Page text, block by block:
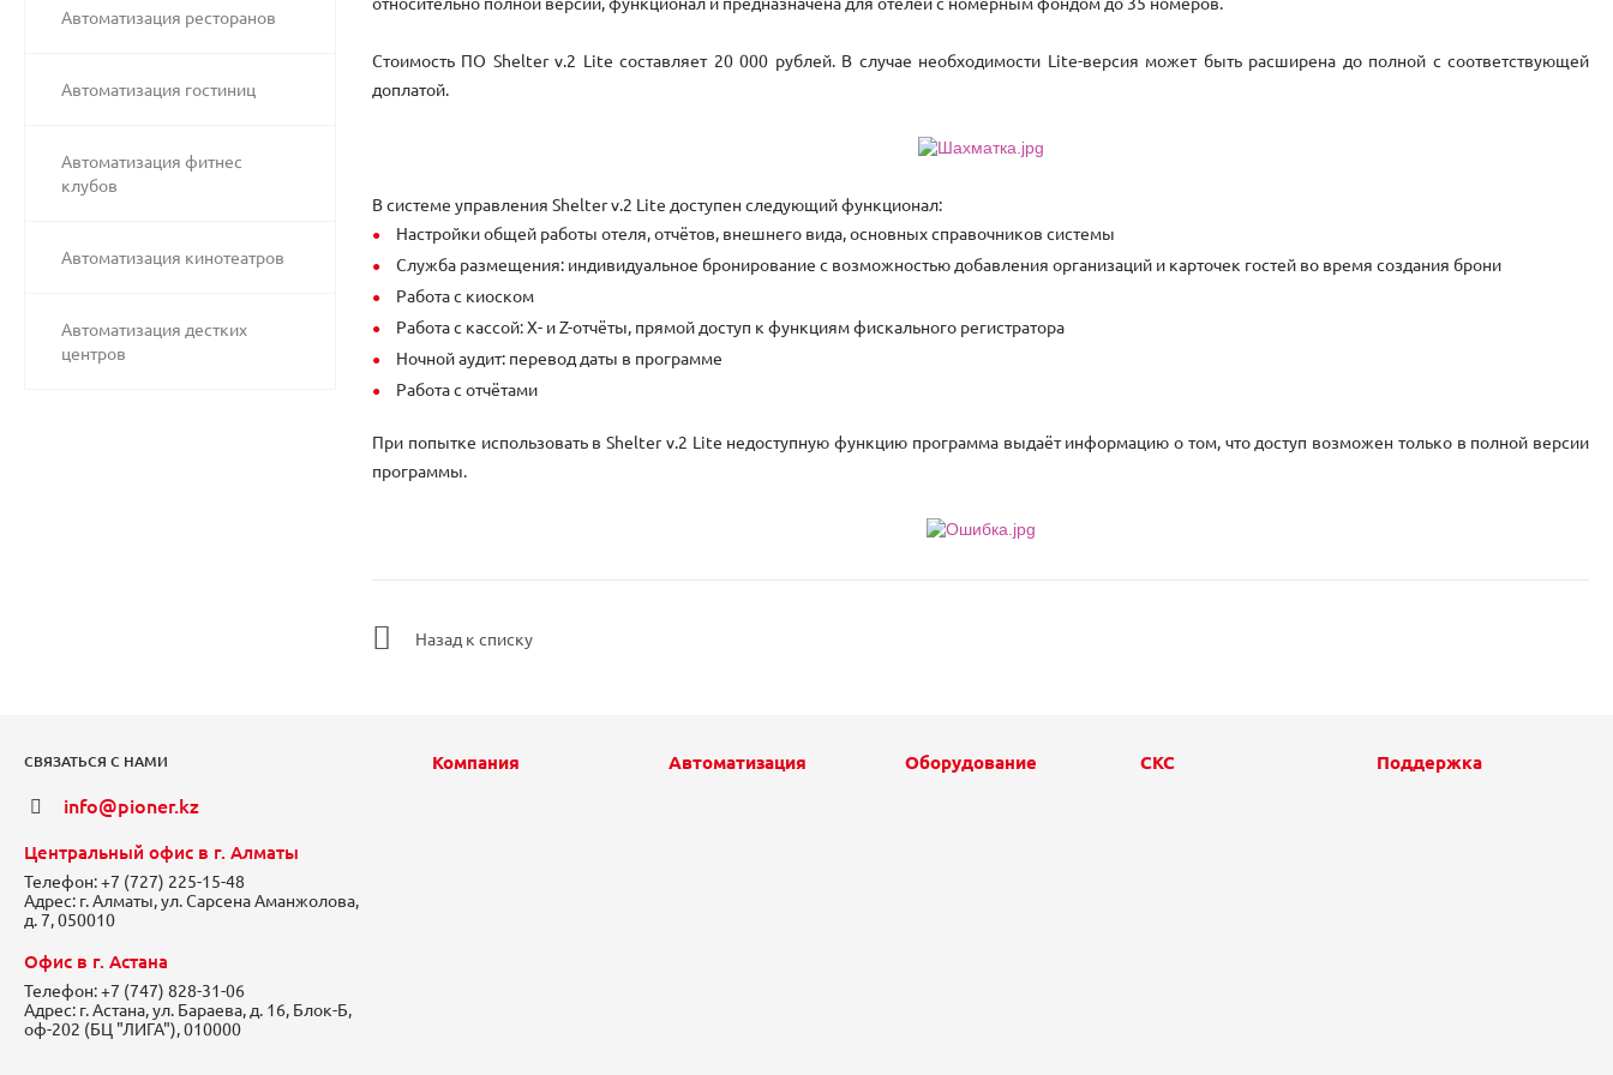
Автоматизация ресторанов
Автоматизация гостиниц
Автоматизация фитнес
клубов
Автоматизация кинотеатров
Автоматизация дестких
центров
Стоимость ПО Shelter v.2 Lite составляет 20 000 рублей. В случае необходимости Lite-версия может быть расширена до полной с соответствующей
доплатой.
В системе управления Shelter v.2 Lite доступен следующий функционал:
Настройки общей работы отеля, отчётов, внешнего вида, основных справочников системы
Служба размещения: индивидуальное бронирование с возможностью добавления организаций и карточек гостей во время создания брони
Работа с киоском
Работа с кассой: X- и Z-отчёты, прямой доступ к функциям фискального регистратора
Ночной аудит: перевод даты в программе
Работа с отчётами
При попытке использовать в Shelter v.2 Lite недоступную функцию программа выдаёт информацию о том, что доступ возможен только в полной версии
программы.
Назад к списку
СВЯЗАТЬСЯ С НАМИ
info@pioner.kz
Центральный офис в г. Алматы
Телефон:+7 (727) 225-15-48
Адрес: г. Алматы, ул. Сарсена Аманжолова,
д. 7, 050010
Офис в г. Астана
Телефон:+7 (747) 828-31-06
Адрес: г. Астана, ул. Бараева, д. 16, Блок-Б,
оф-202 (БЦ "ЛИГА"), 010000
Компания Автоматизация Оборудование СКС Поддержка